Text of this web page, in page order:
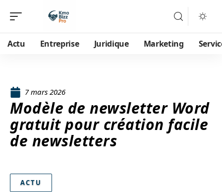
Actu Entreprise Juridique Marketing
7 mars 2026
Modèle de newsletter Word
gratuit pour création facile
de newsletters
ACTU